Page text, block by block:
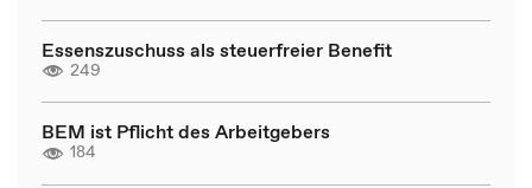
Essenszuschuss als steuerfreier Benefit
249
BEM ist Pflicht des Arbeitgebers
184